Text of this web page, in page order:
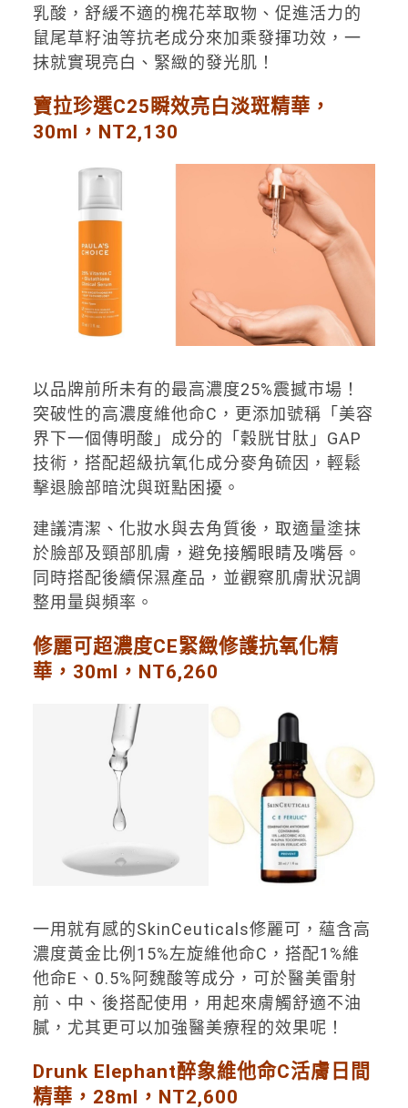
乳酸，舒緩不適的槐花萃取物、促進活力的
鼠尾草籽油等抗老成分來加乘發揮功效，一
抹就實現亮白、緊緻的發光肌！
寶拉珍選C25瞬效亮白淡斑精華，
30ml，NT2,130
以品牌前所未有的最高濃度25%震撼市場！
突破性的高濃度維他命C，更添加號稱「美容
界下一個傳明酸」成分的「穀胱甘肽」GAP
技術，搭配超級抗氧化成分麥角硫因，輕鬆
擊退臉部暗沈與斑點困擾。
建議清潔、化妝水與去角質後，取適量塗抹
於臉部及頸部肌膚，避免接觸眼睛及嘴唇。
同時搭配後續保濕產品，並觀察肌膚狀況調
整用量與頻率。
修麗可超濃度CE緊緻修護抗氧化精
華，30ml，NT6,260
一用就有感的SkinCeuticals修麗可，蘊含高
濃度黃金比例15%左旋維他命C，搭配1%維
他命E、0.5%阿魏酸等成分，可於醫美雷射
前、中、後搭配使用，用起來膚觸舒適不油
膩，尤其更可以加強醫美療程的效果呢！
Drunk Elephant醉象維他命C活膚日間
精華，28ml，NT2,600